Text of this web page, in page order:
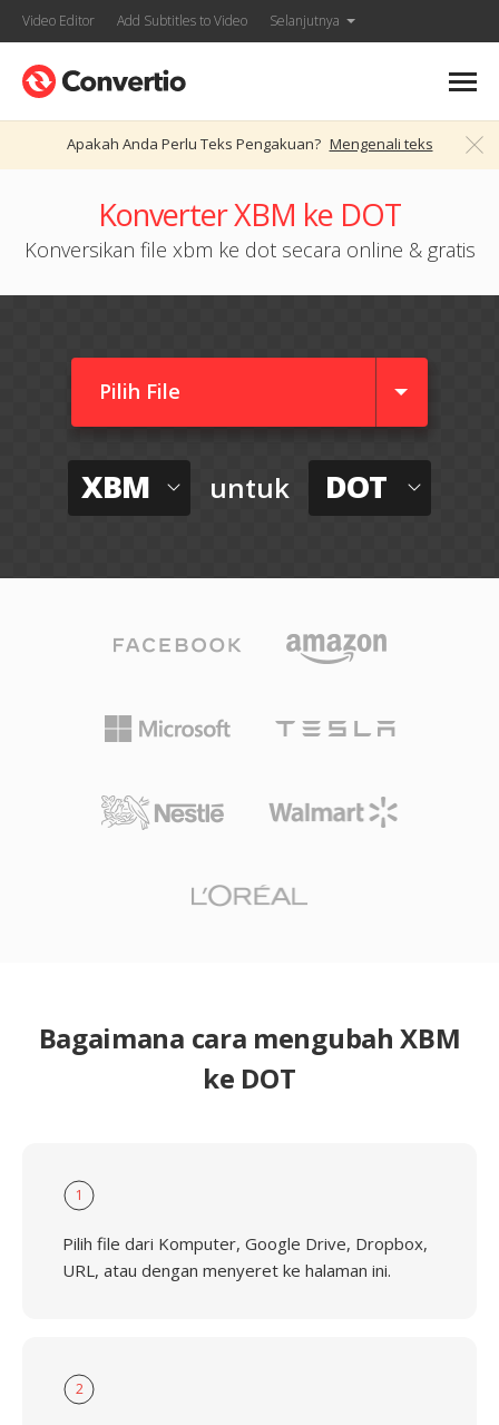
Video Editor Add Subtitles to Video Selanjutnya
Apakah Anda Perlu Teks Pengakuan? Mengenali teks
Konverter XBM ke DOT
Konversikan file xbm ke dot secara online & gratis
Pilih File
XBM untuk DOT
Bagaimana cara mengubah XBM
ke DOT
1
Pilih file dari Komputer, Google Drive, Dropbox,
URL, atau dengan menyeret ke halaman ini.
2